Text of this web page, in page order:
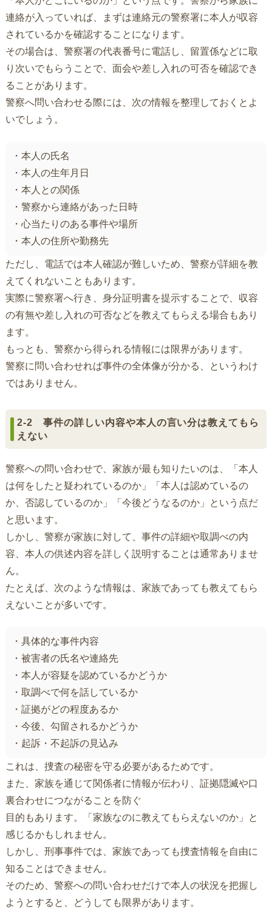
連絡が入っていれば、まずは連絡元の警察署に本人が収容
されているかを確認することになります。
その場合は、警察署の代表番号に電話し、留置係などに取
り次いでもらうことで、面会や差し入れの可否を確認でき
ることがあります。
警察へ問い合わせる際には、次の情報を整理しておくとよ
いでしょう。
・本人の氏名
・本人の生年月日
・本人との関係
・警察から連絡があった日時
・心当たりのある事件や場所
・本人の住所や勤務先
ただし、電話では本人確認が難しいため、警察が詳細を教
えてくれないこともあります。
実際に警察署へ行き、身分証明書を提示することで、収容
の有無や差し入れの可否などを教えてもらえる場合もあり
ます。
もっとも、警察から得られる情報には限界があります。
警察に問い合わせれば事件の全体像が分かる、というわけ
ではありません。
2-2 事件の詳しい内容や本人の言い分は教えてもら
えない
警察への問い合わせで、家族が最も知りたいのは、「本人
は何をしたと疑われているのか」「本人は認めているの
か、否認しているのか」「今後どうなるのか」という点だ
と思います。
しかし、警察が家族に対して、事件の詳細や取調べの内
容、本人の供述内容を詳しく説明することは通常ありませ
ん。
たとえば、次のような情報は、家族であっても教えてもら
えないことが多いです。
・具体的な事件内容
・被害者の氏名や連絡先
・本人が容疑を認めているかどうか
・取調べで何を話しているか
・証拠がどの程度あるか
・今後、勾留されるかどうか
・起訴・不起訴の見込み
これは、捜査の秘密を守る必要があるためです。
また、家族を通じて関係者に情報が伝わり、証拠隠滅や口
裏合わせにつながることを防ぐ
目的もあります。「家族なのに教えてもらえないのか」と
感じるかもしれません。
しかし、刑事事件では、家族であっても捜査情報を自由に
知ることはできません。
そのため、警察への問い合わせだけで本人の状況を把握し
ようとすると、どうしても限界があります。